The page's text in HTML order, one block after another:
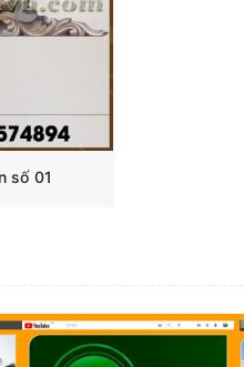
số 01